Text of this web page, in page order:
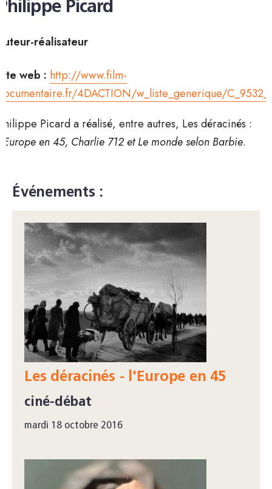
Picard
réalisateur
web : http://www.film-
4DACTION/w_liste_generique/
Picard a réalisé, entre autres, Les déracinés :
en 45, Charlie 712 et Le monde selon Barbie.
Événements :
Les déracinés - l'Europe en 45
ciné-débat
mardi 18 octobre 2016